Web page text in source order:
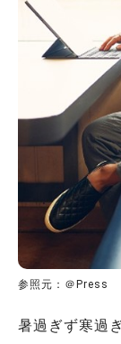
参照元：＠Press
暑過ぎず寒過